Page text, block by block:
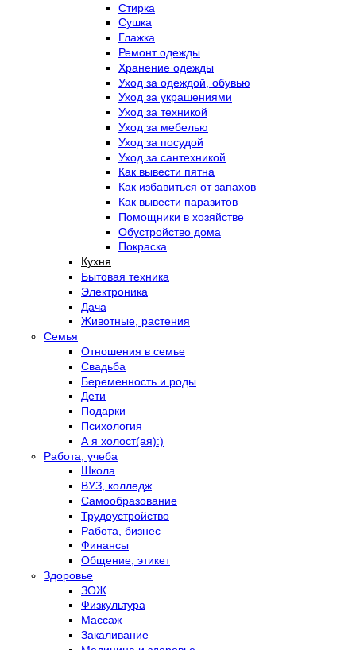
Стирка
Сушка
Глажка
Ремонт одежды
Хранение одежды
Уход за одеждой, обувью
Уход за украшениями
Уход за техникой
Уход за мебелью
Уход за посудой
Уход за сантехникой
Как вывести пятна
Как избавиться от запахов
Как вывести паразитов
Помощники в хозяйстве
Обустройство дома
Покраска
Кухня
Бытовая техника
Электроника
Дача
Животные, растения
Семья
Отношения в семье
Свадьба
Беременность и роды
Дети
Подарки
Психология
А я холост(ая):)
Работа, учеба
Школа
ВУЗ, колледж
Самообразование
Трудоустройство
Работа, бизнес
Финансы
Общение, этикет
Здоровье
ЗОЖ
Физкультура
Массаж
Закаливание